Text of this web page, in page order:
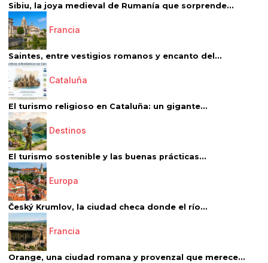
Sibiu, la joya medieval de Rumanía que sorprende...
Francia
Saintes, entre vestigios romanos y encanto del...
Cataluña
El turismo religioso en Cataluña: un gigante...
Destinos
El turismo sostenible y las buenas prácticas...
Europa
Český Krumlov, la ciudad checa donde el río...
Francia
Orange, una ciudad romana y provenzal que merece...